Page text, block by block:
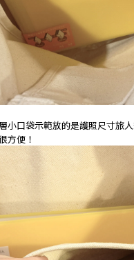
小口袋示範放的是護照尺寸旅
方便！